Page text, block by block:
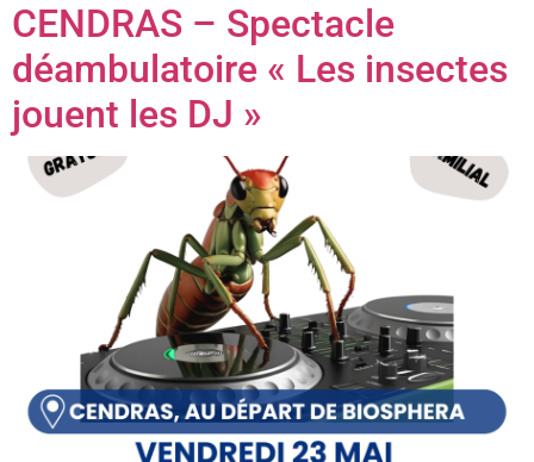
CENDRAS – Spectacle
déambulatoire « Les insectes
jouent les DJ »